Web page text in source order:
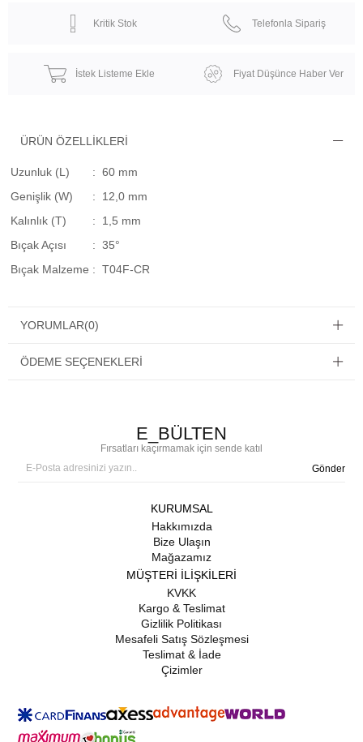
Kritik Stok Telefonla Sipariş
İstek Listeme Ekle Fiyat Düşünce Haber Ver
ÜRÜN ÖZELLIKLERI
Uzunluk (L)
: 60 mm
Genişlik (W)
: 12,0 mm
Kalınlık (T)
: 1,5 mm
Bıçak Açısı
: 35°
Bıçak Malzeme : T04F-CR
YORUMLAR(0)
ÖDEME SEÇENEKLERI
E_BÜLTEN
Fırsatları kaçırmamak için sende katıl
Gönder
KURUMSAL
Hakkımızda
Bize Ulaşın
Mağazamız
MÜŞTERİ İLİŞKİLERİ
KVKK
Kargo & Teslimat
Gizlilik Politikası
Mesafeli Satış Sözleşmesi
Teslimat & İade
Çizimler